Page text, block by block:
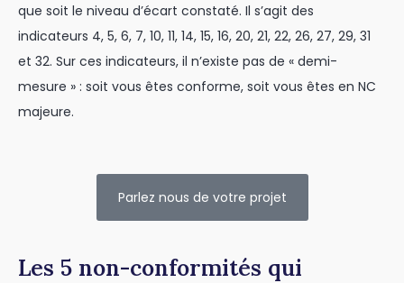
que soit le niveau d’écart constaté. Il s’agit des
indicateurs 4, 5, 6, 7, 10, 11, 14, 15, 16, 20, 21, 22, 26, 27, 29, 31
et 32. Sur ces indicateurs, il n’existe pas de « demi-
mesure » : soit vous êtes conforme, soit vous êtes en NC
majeure.
Parlez nous de votre projet
Les 5 non-conformités qui